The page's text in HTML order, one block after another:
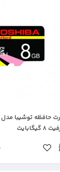
گیگابایت